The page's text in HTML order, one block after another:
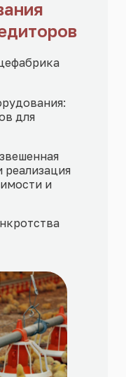
для
реализация
и